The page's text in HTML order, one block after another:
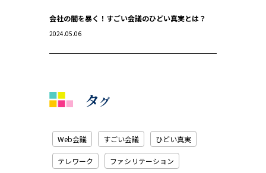
会社の闇を暴く！すごい会議のひどい真実とは？
2024.05.06
タグ
Web会議 すごい会議 ひどい真実
テレワーク ファシリテーション